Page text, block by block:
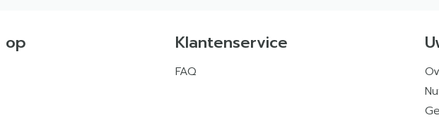
op Klantenservice
FAQ